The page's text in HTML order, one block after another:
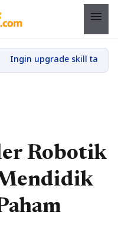
menu
Robotik